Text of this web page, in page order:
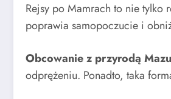
Rejsy po Mamrach to nie tylko
poprawia samopoczucie i
Obcowanie z przyrodą
odprężeniu. Ponadto, taka